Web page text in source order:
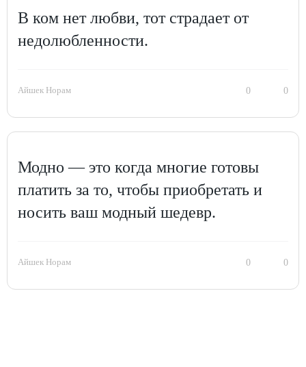
В ком нет любви, тот страдает от
недолюбленности.
Айшек Норам 0 0
Модно — это когда многие готовы
платить за то, чтобы приобретать и
носить ваш модный шедевр.
Айшек Норам 0 0